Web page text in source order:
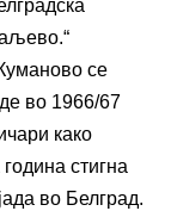
се
во 1966/67
како
стигна
во Белград.